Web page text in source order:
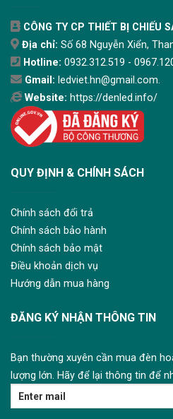
CÔNG TY CP THIẾT BỊ CHIẾU
Địa chỉ: Số 68 Nguyễn Xiển,
Hotline: 0932.312.519 -
Gmail: ledviet.hn@gmail.com.
Website: https://denled.info/
QUY ĐỊNH & CHÍNH SÁCH
Chính sách đổi trả
Chính sách bảo hành
Chính sách bảo mật
Điều khoản dịch vụ
Hướng dẫn mua hàng
ĐĂNG KÝ NHẬN THÔNG TIN
Bạn thường xuyên cần mua đèn
lượng lớn. Hãy để lại thông tin để